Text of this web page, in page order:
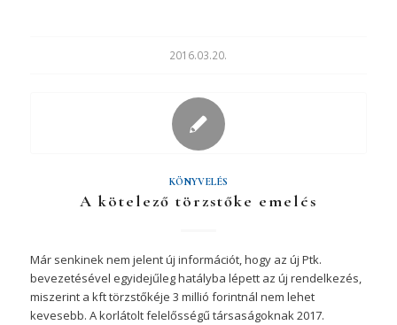
2016.03.20.
KÖNYVELÉS
A kötelező törzstőke emelés
Már senkinek nem jelent új információt, hogy az új Ptk.
bevezetésével egyidejűleg hatályba lépett az új rendelkezés,
miszerint a kft törzstőkéje 3 millió forintnál nem lehet
kevesebb. A korlátolt felelősségű társaságoknak 2017.